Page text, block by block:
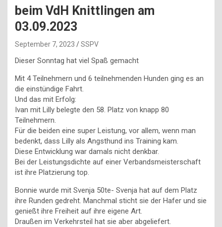
beim VdH Knittlingen am
03.09.2023
September 7, 2023 SSPV
Dieser Sonntag hat viel Spaß gemacht
Mit 4 Teilnehmern und 6 teilnehmenden Hunden ging es an
die einstündige Fahrt.
Und das mit Erfolg:
Ivan mit Lilly belegte den 58. Platz von knapp 80
Teilnehmern.
Für die beiden eine super Leistung, vor allem, wenn man
bedenkt, dass Lilly als Angsthund ins Training kam.
Diese Entwicklung war damals nicht denkbar.
Bei der Leistungsdichte auf einer Verbandsmeisterschaft
ist ihre Platzierung top.
Bonnie wurde mit Svenja 50te- Svenja hat auf dem Platz
ihre Runden gedreht. Manchmal sticht sie der Hafer und sie
genießt ihre Freiheit auf ihre eigene Art.
Draußen im Verkehrsteil hat sie aber abgeliefert.